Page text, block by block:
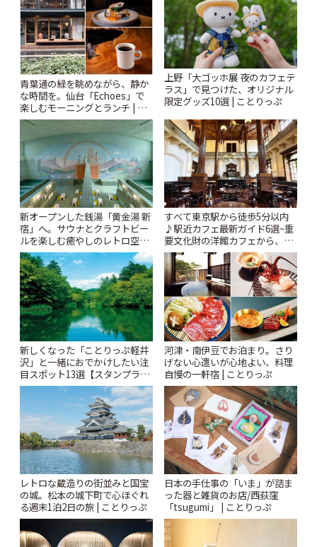
青葉通の緑を眺めながら、静か
な時間を。仙台「Echoes」で
楽しむモーニングとランチ | こ
とりっぷ
上野「大ゴッホ展 夜のカフェテ
ラス」で見つけた、オリジナル
限定グッズ10選 | ことりっぷ
新オープンした銭湯「黄金湯 新
宿」へ。サウナとクラフトビー
ルを楽しむ癒やしのレトロ空間
| ことりっぷ
すべて東京駅から徒歩5分以内
♪駅近カフェ最新ガイド6選~重
要文化財の洋館カフェから、改
札すぐのレトロ喫茶まで~ | こと
りっぷ
新しくなった「ことりっぷ軽井
沢」と一緒におでかけしたい注
目スポット13選【スタンプラリ
ー開催中】 | ことりっぷ
河津・南伊豆でお泊まり。さり
げない心遣いが心地よい、料理
自慢の一軒宿 | ことりっぷ
レトロな蔵造りの街並みと国宝
の城。松本の城下町で心ほぐれ
る週末1泊2日の旅 | ことりっぷ
日本の手仕事の「いま」が詰ま
った器と雑貨のお店/西荻窪
「tsugumi」 | ことりっぷ